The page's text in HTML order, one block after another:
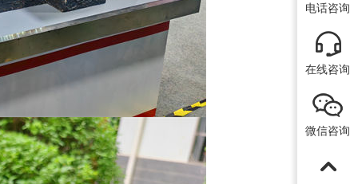
电话咨询
在线咨询
微信咨询